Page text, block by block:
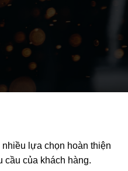
lựa chọn hoàn thiện
cầu của khách hàng.